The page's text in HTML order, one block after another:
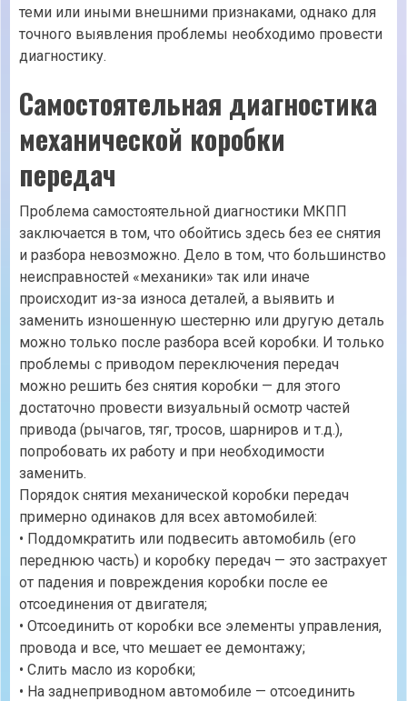
теми или иными внешними признаками, однако для
точного выявления проблемы необходимо провести
диагностику.
Самостоятельная диагностика
механической коробки
передач
Проблема самостоятельной диагностики МКПП
заключается в том, что обойтись здесь без ее снятия
и разбора невозможно. Дело в том, что большинство
неисправностей «механики» так или иначе
происходит из-за износа деталей, а выявить и
заменить изношенную шестерню или другую деталь
можно только после разбора всей коробки. И только
проблемы с приводом переключения передач
можно решить без снятия коробки — для этого
достаточно провести визуальный осмотр частей
привода (рычагов, тяг, тросов, шарниров и т.д.),
попробовать их работу и при необходимости
заменить.
Порядок снятия механической коробки передач
примерно одинаков для всех автомобилей:
• Поддомкратить или подвесить автомобиль (его
переднюю часть) и коробку передач — это застрахует
от падения и повреждения коробки после ее
отсоединения от двигателя;
• Отсоединить от коробки все элементы управления,
провода и все, что мешает ее демонтажу;
• Слить масло из коробки;
• На заднеприводном автомобиле — отсоединить